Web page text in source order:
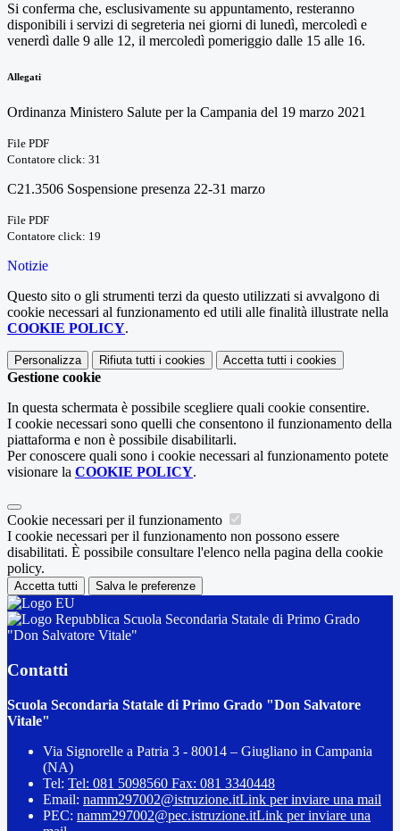
Si conferma che, esclusivamente su appuntamento, resteranno
disponibili i servizi di segreteria nei giorni di lunedì, mercoledì e
venerdì dalle 9 alle 12, il mercoledì pomeriggio dalle 15 alle 16.
Allegati
Ordinanza Ministero Salute per la Campania del 19 marzo 2021
File PDF
Contatore click: 31
C21.3506 Sospensione presenza 22-31 marzo
File PDF
Contatore click: 19
Notizie
Questo sito o gli strumenti terzi da questo utilizzati si avvalgono di
cookie necessari al funzionamento ed utili alle finalità illustrate nella
COOKIE POLICY.
Personalizza Rifiuta tutti i cookies Accetta tutti i cookies
Gestione cookie
In questa schermata è possibile scegliere quali cookie consentire.
I cookie necessari sono quelli che consentono il funzionamento della
piattaforma e non è possibile disabilitarli.
Per conoscere quali sono i cookie necessari al funzionamento potete
visionare la COOKIE POLICY.
Cookie necessari per il funzionamento
I cookie necessari per il funzionamento non possono essere
disabilitati. È possibile consultare l'elenco nella pagina della cookie
policy.
Accetta tutti Salva le preferenze
Scuola Secondaria Statale di Primo Grado
"Don Salvatore Vitale"
Contatti
Scuola Secondaria Statale di Primo Grado "Don Salvatore
Vitale"
Via Signorelle a Patria 3 - 80014 – Giugliano in Campania
(NA)
Tel: Tel: 081 5098560 Fax: 081 3340448
Email: namm297002@istruzione.itLink per inviare una mail
PEC: namm297002@pec.istruzione.itLink per inviare una